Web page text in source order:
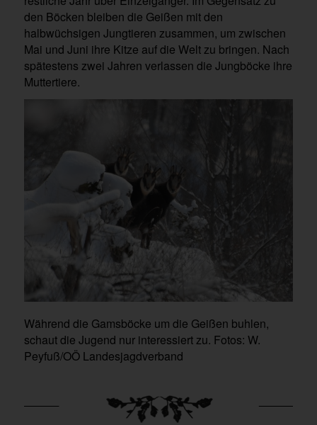
den Böcken bleiben die Geißen mit den
halbwüchsigen Jungtieren zusammen, um zwischen
Mai und Juni ihre Kitze auf die Welt zu bringen. Nach
spätestens zwei Jahren verlassen die Jungböcke ihre
Muttertiere.
Während die Gamsböcke um die Geißen buhlen,
schaut die Jugend nur interessiert zu. Fotos: W.
Peyfuß/OÖ Landesjagdverband